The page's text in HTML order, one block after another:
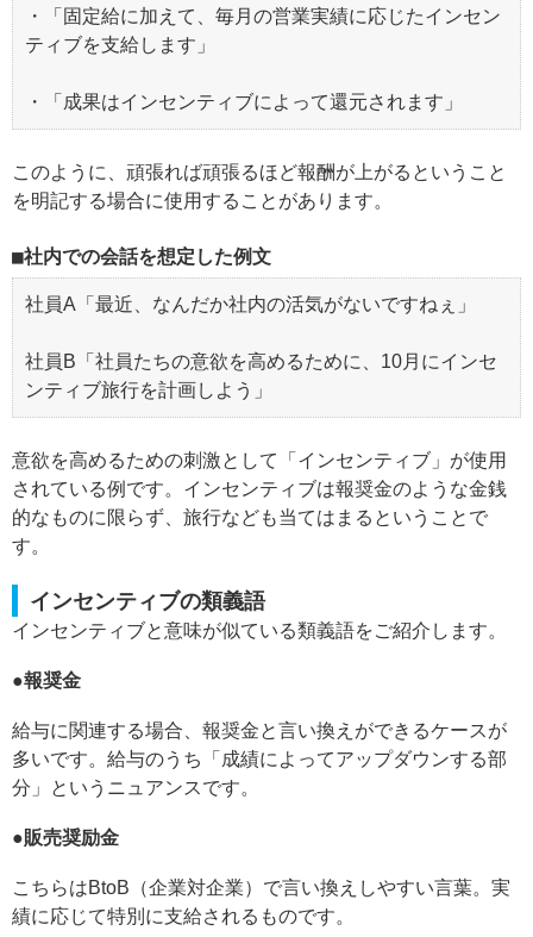
・「固定給に加えて、毎月の営業実績に応じたインセン
ティブを支給します」
・「成果はインセンティブによって還元されます」
このように、頑張れば頑張るほど報酬が上がるということ
を明記する場合に使用することがあります。
社内での会話を想定した例文
社員A「最近、なんだか社内の活気がないですねぇ」
社員B「社員たちの意欲を高めるために、10月にインセ
ンティブ旅行を計画しよう」
意欲を高めるための刺激として「インセンティブ」が使用
されている例です。インセンティブは報奨金のような金銭
的なものに限らず、旅行なども当てはまるということで
す。
インセンティブの類義語
インセンティブと意味が似ている類義語をご紹介します。
●報奨金
給与に関連する場合、報奨金と言い換えができるケースが
多いです。給与のうち「成績によってアップダウンする部
分」というニュアンスです。
●販売奨励金
こちらはBtoB（企業対企業）で言い換えしやすい言葉。実
績に応じて特別に支給されるものです。